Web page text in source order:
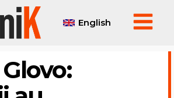
English